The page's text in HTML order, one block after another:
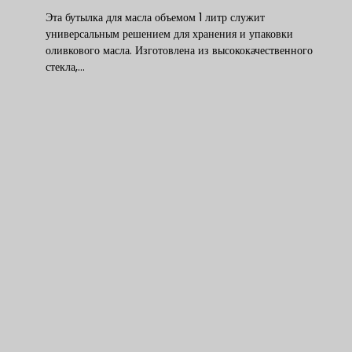
Эта бутылка для масла объемом 1 литр служит
универсальным решением для хранения и упаковки
оливкового масла. Изготовлена из высококачественного
стекла,…